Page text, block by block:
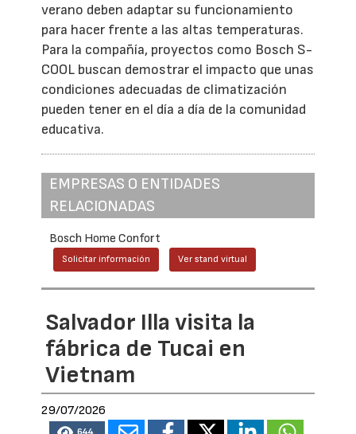
verano deben adaptar su funcionamiento
para hacer frente a las altas temperaturas.
Para la compañía, proyectos como Bosch S-
COOL buscan demostrar el impacto que unas
condiciones adecuadas de climatización
pueden tener en el día a día de la comunidad
educativa.
EMPRESAS O ENTIDADES
RELACIONADAS
Bosch Home Confort
Solicitar información Ver stand virtual
Salvador Illa visita la
fábrica de Tucai en
Vietnam
29/07/2026